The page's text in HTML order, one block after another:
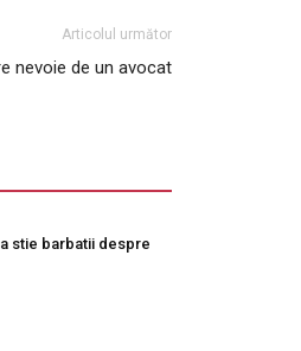
Articolul următor
nevoie de un avocat
stie barbatii despre